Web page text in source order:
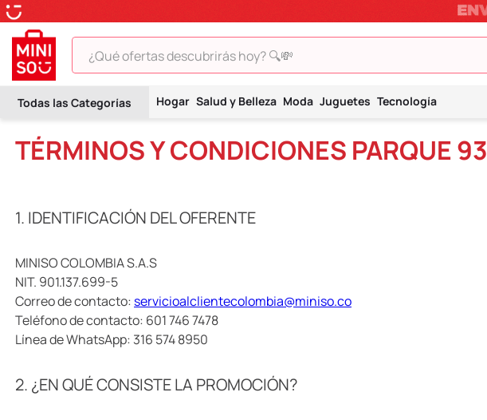
¿Qué ofertas descubrirás hoy? 🔍💸
Hogar Salud y Belleza Moda Juguetes Tecnología
TÉRMINOS Y CONDICIONES PARQUE 93
1. IDENTIFICACIÓN DEL OFERENTE
MINISO COLOMBIA S.A.S
NIT. 901.137.699-5
Correo de contacto: servicioalclientecolombia@miniso.co
Teléfono de contacto: 601 746 7478
Línea de WhatsApp: 316 574 8950
2. ¿EN QUÉ CONSISTE LA PROMOCIÓN?
TÉRMINOS MÁS BUSCADOS
2.
hello kitty
5.
termo
6.
toy story
8
termos
9.
one piece